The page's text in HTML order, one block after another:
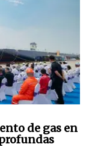
de gas en